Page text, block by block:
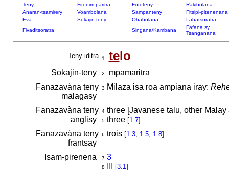
Teny Fitenim-paritra Fototeny
Rakibolana
Anaran-tsamirery
Voambolana Sampanteny
Fitsipi-pitenenana
Eva
Sokajin-teny Ohabolana
Lahatsoratra
Fivaditsoratra
Singana/Kambana
Fafana sy
Tsanganana
Teny iditra 1 telo
Sokajin-teny 2
mpamaritra
Fanazavàna teny
malagasy
3 Milaza isa roa ampiana iray:
Fanazavàna teny
anglisy
4three [Javanese talu, other
5three [1.7]
Fanazavàna teny
frantsay
6 trois [1.3, 1.5, 1.8]
Isam-pirenena 7 3
8 [3.1]